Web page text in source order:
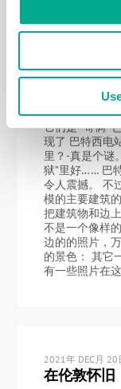
好吧，有怀旧
来，继续游览
统英国电话亭
话亭里已经长
部英国天才电
座房子看上去
它们是 “哥俩”
现了 巴特西电
里？-真是个谜
狱”里好…… 巴
令人震撼。 不
模的主要建筑
把建筑物和边
不是一个像样
边的的照片，
的景色： 其它
有一些照片在这
2021年 DEC月 20
在伦敦怀旧